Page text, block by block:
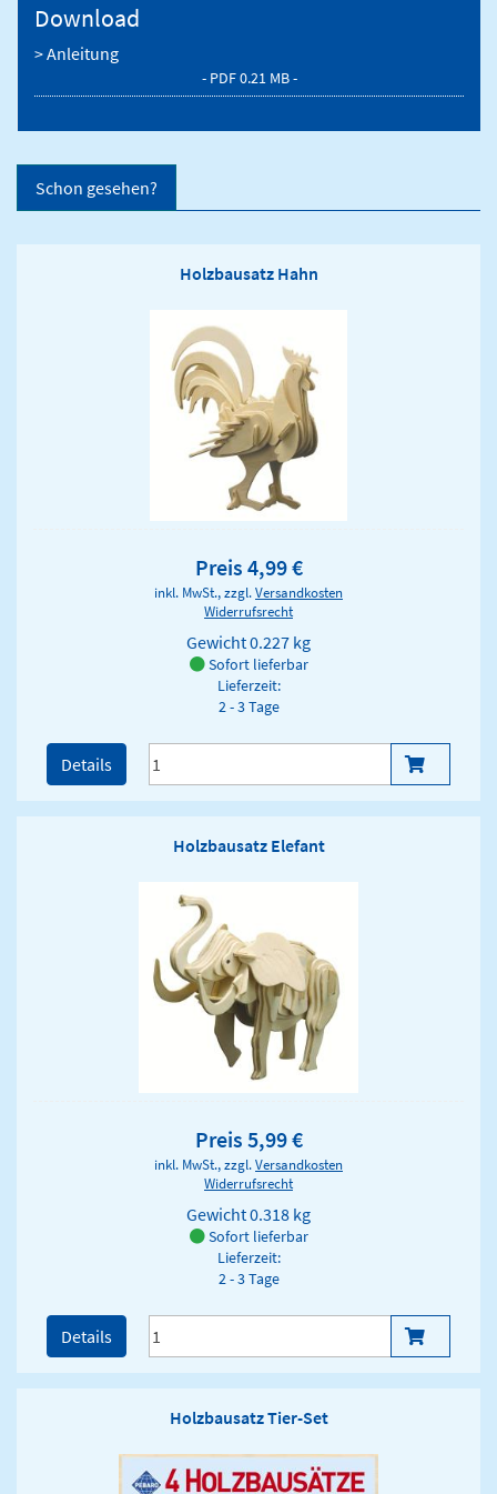
Download
> Anleitung
- PDF 0.21 MB -
Schon gesehen?
Holzbausatz Hahn
Preis 4,99 €
inkl. MwSt., zzgl.Versandkosten
Widerrufsrecht
Gewicht0.227 kg
Sofort lieferbar
Lieferzeit:
2 - 3 Tage
Details
Holzbausatz Elefant
Preis 5,99 €
inkl. MwSt., zzgl.Versandkosten
Widerrufsrecht
Gewicht0.318 kg
Sofort lieferbar
Lieferzeit:
2 - 3 Tage
Details
Holzbausatz Tier-Set